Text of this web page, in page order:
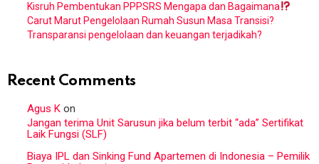
Kisruh Pembentukan PPPSRS Mengapa dan Bagaimana
Carut Marut Pengelolaan Rumah Susun Masa Transisi?
Transparansi pengelolaan dan keuangan terjadikah?
Recent Comments
Agus K on
Jangan terima Unit Sarusun jika belum terbit “ada” Sertifikat
Laik Fungsi (SLF)
Biaya IPL dan Sinking Fund Apartemen di Indonesia – Pemilik